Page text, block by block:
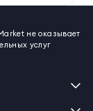
не оказывает
услуг